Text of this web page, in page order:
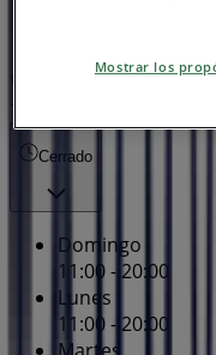
+5257 52 98
Cerrado
Domingo
11:00 - 20:00
Lunes
11:00 - 20:00
Mostrar los